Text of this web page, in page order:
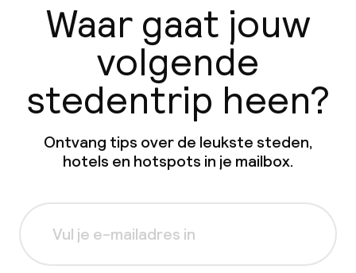
Waar gaat jouw
volgende
stedentrip heen?
Ontvang tips over de leukste steden,
hotels en hotspots in je mailbox.